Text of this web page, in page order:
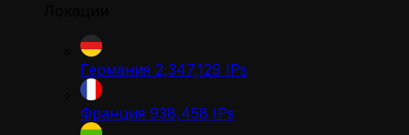
Германия 2,347,129 IPs
Франция 938,458 IPs